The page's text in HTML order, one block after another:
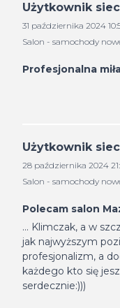
Użytkownik
31 października 2024
Salon - samochody
Profesjonalna
Użytkownik
28 października 2024
Salon - samochody
Polecam salon
... Klimczak, a w
jak najwyższym
profesjonalizm, a
każdego kto się
serdecznie:)))